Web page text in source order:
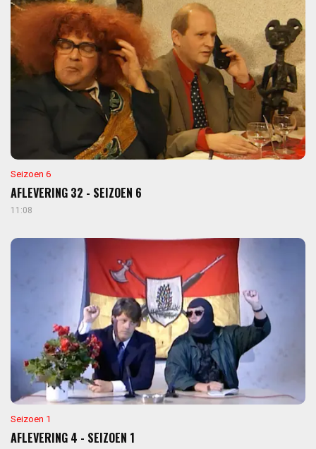
Seizoen 6
AFLEVERING 32 - SEIZOEN 6
11:08
Seizoen 1
AFLEVERING 4 - SEIZOEN 1